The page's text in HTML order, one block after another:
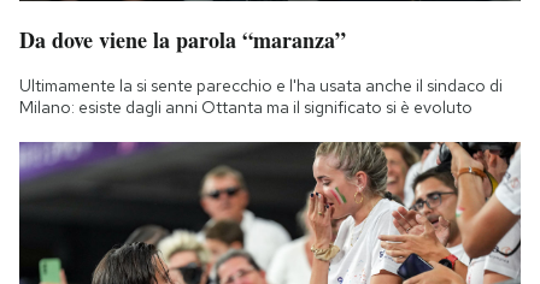
Da dove viene la parola “maranza”
Ultimamente la si sente parecchio e l'ha usata anche il sindaco di
Milano: esiste dagli anni Ottanta ma il significato si è evoluto